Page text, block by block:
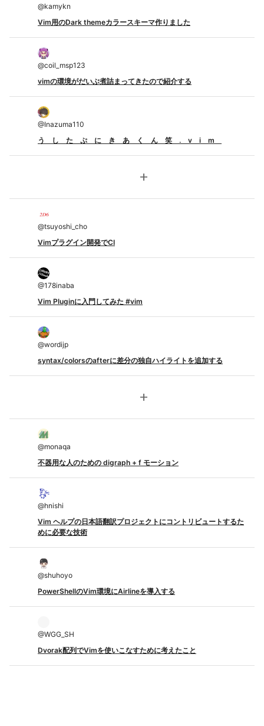
@kamykn
Vim用のDark themeカラースキーマ作りました
@coil_msp123
vimの環境がだいぶ煮詰まってきたので紹介する
@Inazuma110
う し た ぷ に き あ く ん 笑 . v i m
add
@tsuyoshi_cho
Vimプラグイン開発でCI
@178inaba
Vim Pluginに入門してみた #vim
@wordijp
syntax/colorsのafterに差分の独自ハイライトを追加する
add
@monaqa
不器用な人のための digraph + f モーション
@hnishi
Vim ヘルプの日本語翻訳プロジェクトにコントリビュートするた
めに必要な技術
@shuhoyo
PowerShellのVim環境にAirlineを導入する
@WGG_SH
Dvorak配列でVimを使いこなすために考えたこと